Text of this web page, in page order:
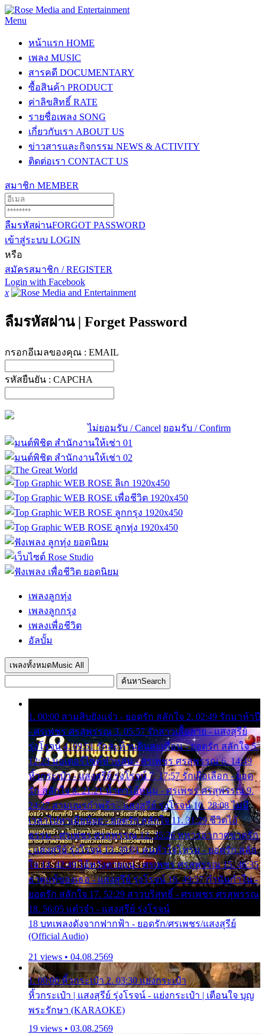
Menu
หน้าแรก HOME
เพลง MUSIC
สารคดี DOCUMENTARY
ซื้อสินค้า PRODUCT
ค่าลิขสิทธิ์ RATE
รายชื่อเพลง SONG
เกี่ยวกับเรา ABOUT US
ข่าวสารและกิจกรรม NEWS & ACTIVITY
ติดต่อเรา CONTACT US
สมาชิก MEMBER
ลืมรหัสผ่านFORGOT PASSWORD
เข้าสู่ระบบ LOGIN
หรือ
สมัครสมาชิก / REGISTER
Login with Facebook
x
ลืมรหัสผ่าน | Forget Password
กรอกอีเมลของคุณ : EMAIL
รหัสยืนยัน : CAPCHA
ไม่ยอมรับ / Cancel ยอมรับ / Confirm
เพลงลูกทุ่ง
เพลงลูกกรุง
เพลงเพื่อชีวิต
อัลบั้ม
เพลงทั้งหมด Music All
ค้นหาSearch
1. 00:00 สามสิบยังแจ๋ว - ยอดรัก สลักใจ 2. 02:49 รักมาห้าปี
- ศรเพชร ศรสุพรรณ 3. 05:57 รักสาวเสื้อลาย - แสงสุรีย์
รุ่งโรจน์ 4. 09:51 รักสะท้านดินสะเทือน - ยอดรัก สลักใจ 5.
12:23 มอเตอร์ไซค์ทำหล่น - ศรเพชร ศรสุพรรณ 6. 14:49
หิ้วกระเป๋า - แสงสุรีย์ รุ่งโรจน์ 7. 17:57 รักเผื่อเลือก - ยอด
รัก สลักใจ 8. 21:21 น้ำตาไอ้หนุ่ม - ศรเพชร ศรสุพรรณ 9.
24:27 สามเณรกำพร้า - แสงสุรีย์ รุ่งโรจน์ 10. 28:08 ไม่มี
เวลาไปหาเมียน้อย - ยอดรัก สลักใจ 11. 31:29 ชีวิตไอ้
ธรรม - ศรเพชร ศรสุพรรณ 12. 35:26 ทหารอากาศขาดรัก
- แสงสุรีย์ รุ่งโรจน์ 13. 39:01 คนหัวใจโทรม - ยอดรัก สลัก
ใจ 14. 42:49 ไอ้หวังตายแน่ - ศรเพชร ศรสุพรรณ 15. 46:35
ธาตุแท้ของเธอ - แสงสุรีย์ รุ่งโรจน์ 16. 49:57 กำนันกำใน -
ยอดรัก สลักใจ 17. 52:29 สาวบริสุทธิ์ - ศรเพชร ศรสุพรรณ
18. 56:05 แต๋วจ๋า - แสงสุรีย์ รุ่งโรจน์
18 บทเพลงดังจากฟากฟ้า - ยอดรัก/ศรเพชร/แสงสุรีย์
(Official Audio)
21 views • 04.08.2569
1. 00:00 หิ้วกระเป๋า 2. 03:30 แย่งกระเป๋า
หิ้วกระเป๋า | แสงสุรีย์ รุ่งโรจน์ - แย่งกระเป๋า | เตือนใจ บุญ
พระรักษา (KARAOKE)
19 views • 03.08.2569